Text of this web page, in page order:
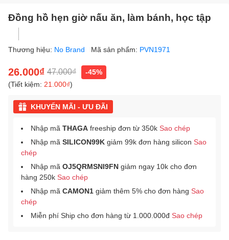
Đồng hồ hẹn giờ nấu ăn, làm bánh, học tập
Thương hiệu: No Brand Mã sản phẩm: PVN1971
26.000₫ 47.000₫
-45%
(Tiết kiệm: 21.000₫)
KHUYẾN MÃI - ƯU ĐÃI
Nhập mã THAGA freeship đơn từ 350k Sao chép
Nhập mã SILICON99K giảm 99k đơn hàng silicon Sao
chép
Nhập mã OJ5QRMSNI9FN giảm ngay 10k cho đơn
hàng 250k Sao chép
Nhập mã CAMON1 giảm thêm 5% cho đơn hàng Sao
chép
Miễn phí Ship cho đơn hàng từ 1.000.000đ Sao chép